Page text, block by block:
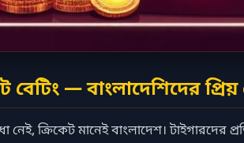
বেটিং — বাংলাদেশিদের
নেই, ক্রিকেট মানেই বাংলাদেশ। টাইগারদের